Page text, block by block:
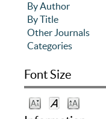
By Author
By Title
Other Journals
Categories
Font Size